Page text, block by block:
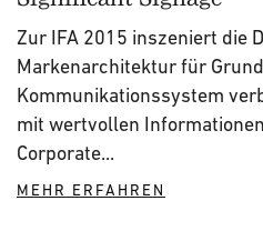
Zur IFA 2015 inszeniert die
Markenarchitektur für
Kommunikationssystem
mit wertvollen
Corporate...
MEHR ERFAHREN